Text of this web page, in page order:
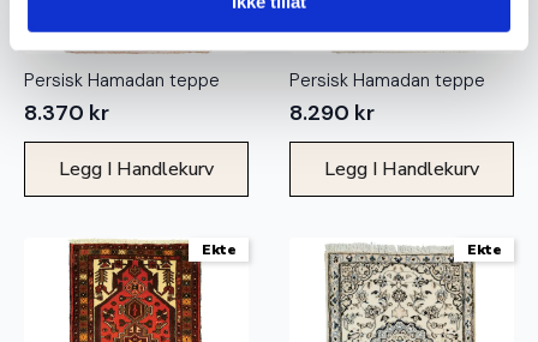
Persisk Hamadan teppe
8.370 kr
Legg I Handlekurv
Persisk Hamadan teppe
8.290 kr
Legg I Handlekurv
Ekte Ekte